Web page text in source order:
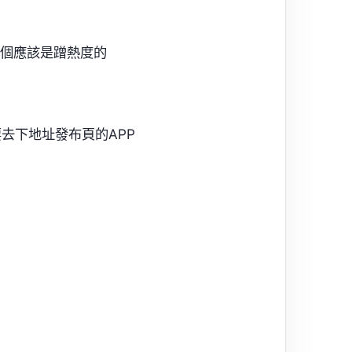
應該是蹭熱度的
下地址發布頁的APP